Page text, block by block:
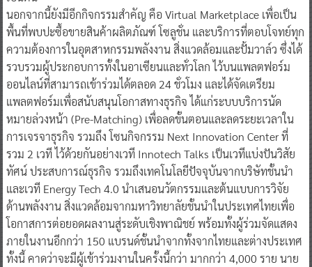
นอกจากนี้ยังมีอีกกิจกรรมสำคัญ คือ Virtual Marketplace เพื่อเป็น
พื้นที่พบปะซื้อขายสินค้าผลิตภัณฑ์ โซลูชั่น และบริการที่ตอบโจทย์ทุก
ความต้องการในอุตสาหกรรมพลังงาน สิ่งแวดล้อมและปั้มวาล์ว ซึ่งได้
รวบรวมผู้ประกอบการทั้งในอาเซียนและทั่วโลก ไว้บนแพลตฟอร์ม
ออนไลน์ที่สามารถเข้าร่วมได้ตลอด 24 ชั่วโมง และได้จัดเตรียม
แพลตฟอร์มเพื่อสนับสนุนโอกาสทางธุรกิจ ได้แก่ระบบบริการนัด
หมายล่วงหน้า (Pre-Matching) เพื่อลดขั้นตอนและลดระยะเวลาใน
การเจรจาธุรกิจ รวมถึง โซนกิจกรรม Next Innovation Center ที่
รวม 2 เวที ไว้ด้วยกันอย่างเวที Innotech Talks เป็นเวทีแบ่งปันวิสัย
ทัศน์ ประสบการณ์ธุรกิจ รวมถึงเทคโนโลยีปัจจุบันจากบริษัทชั้นนำ
และเวที Energy Tech 4.0 นำเสนอนวัตกรรมและต้นแบบการวิจัย
ด้านพลังงาน สิ่งแวดล้อมจากมหาวิทยาลัยชั้นนำในประเทศไทยเพื่อ
โอกาสการต่อยอดผลงานสู่ระดับเชิงพาณิชย์ พร้อมทั้งผู้ร่วมจัดแสดง
ภายในงานอีกกว่า 150 แบรนด์ชั้นนำจากทั้งจากไทยและต่างประเทศ
ทั้งนี้ คาดว่าจะมีผู้เข้าร่วมงานในครั้งนี้กว่า มากกว่า 4,000 ราย นาย